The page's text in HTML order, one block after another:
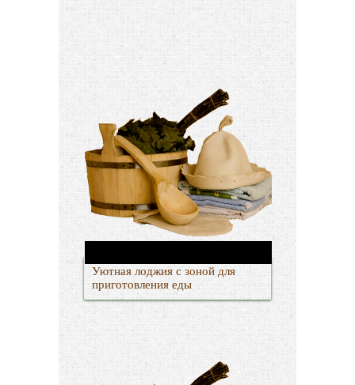
Уютная лоджия с зоной для
приготовления еды